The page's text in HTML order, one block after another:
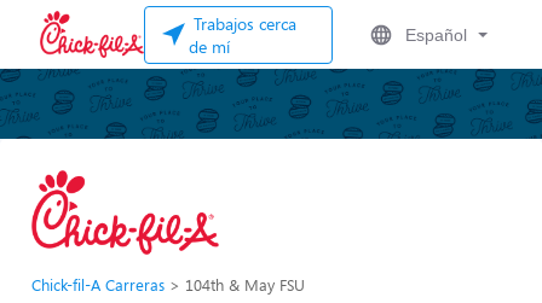
Trabajos cerca
de mí
Español
Chick-fil-A Carreras 104th & May FSU